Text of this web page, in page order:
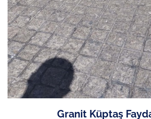
Granit Küptaş